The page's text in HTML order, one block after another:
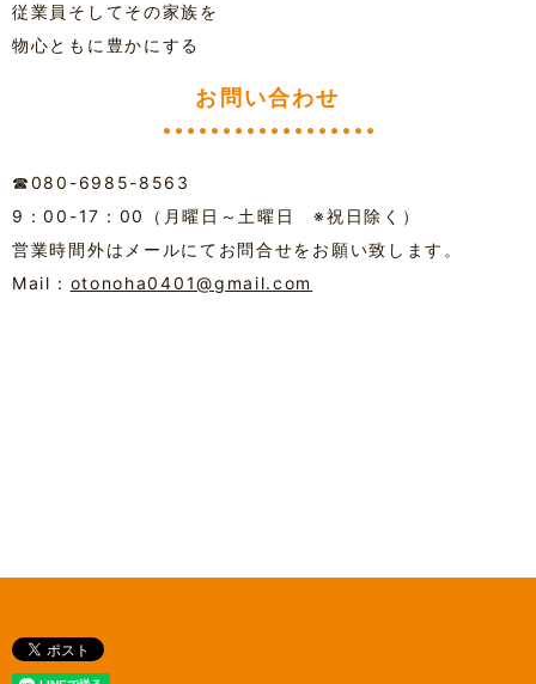
従業員そしてその家族を
物心ともに豊かにする
お問い合わせ
☎080-6985-8563
9：00-17：00（月曜日～土曜日 ※祝日除く）
営業時間外はメールにてお問合せをお願い致します。
Mail： otonoha0401@gmail.com